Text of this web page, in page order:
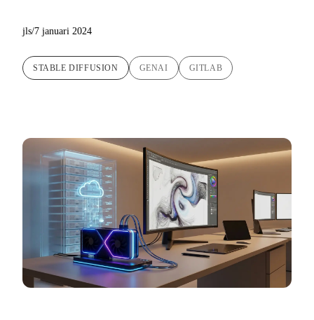
jls/7 januari 2024
STABLE DIFFUSION GENAI GITLAB